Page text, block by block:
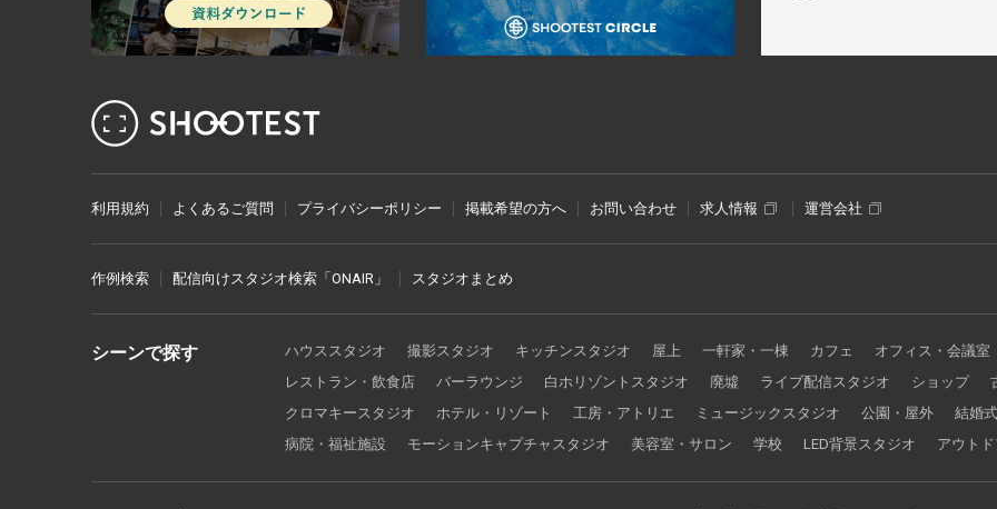
利用規約 よくあるご質問 プライバシーポリシー 掲載希望の方へ お問い合わせ 求人情報 運営会社
作例検索 配信向けスタジオ検索「ONAIR」 スタジオまとめ
シーンで探す ハウススタジオ 撮影スタジオ キッチンスタジオ 屋上 一軒家・一棟 カフェ
オフィス・会議室
レストラン・飲食店
バーラウンジ 白ホリゾントスタジオ 廃墟 ライブ配信スタジオ ショップ
クロマキースタジオ
ホテル・リゾート 工房・アトリエ ミュージックスタジオ 公園・屋外
結婚
病院・福祉施設
モーションキャプチャスタジオ 美容室・サロン 学校 LED背景スタジオ アウト